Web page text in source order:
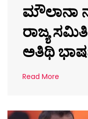
ಮೌಲಾನಾ
ರಾಜ್ಯ
ಅತಿಥಿ
Read More